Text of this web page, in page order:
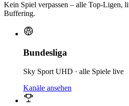
Kein Spiel verpassen – alle Top-Ligen,
Buffering.
Bundesliga
Sky Sport UHD · alle Spiele live
Kanäle ansehen